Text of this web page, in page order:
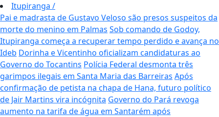
Itupiranga /
Pai e madrasta de Gustavo Veloso são presos suspeitos da
morte do menino em Palmas Sob comando de Godoy,
Itupiranga começa a recuperar tempo perdido e avança no
Ideb Dorinha e Vicentinho oficializam candidaturas ao
Governo do Tocantins Polícia Federal desmonta três
garimpos ilegais em Santa Maria das Barreiras Após
confirmação de petista na chapa de Hana, futuro político
de Jair Martins vira incógnita Governo do Pará revoga
aumento na tarifa de água em Santarém após